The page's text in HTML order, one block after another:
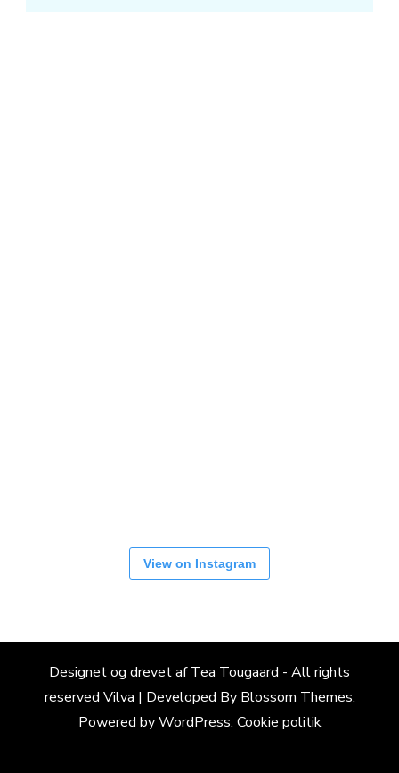
View on Instagram
Designet og drevet af Tea Tougaard - All rights
reserved Vilva | Developed By Blossom Themes.
Powered byWordPress. Cookie politik